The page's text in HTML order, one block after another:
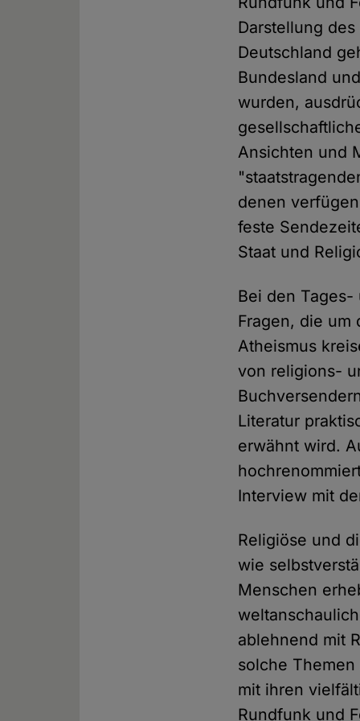
Darstellung
Deutschland
Bundesland
wurden,
Ansichten und
denen
feste
Staat und
Bei den
Fragen, die um
Atheismus
von religions-
Literatur
erwähnt wird.
Interview mit
Religiöse und
wie
Menschen
ablehnend mit
solche
mit ihren
Rundfunk und